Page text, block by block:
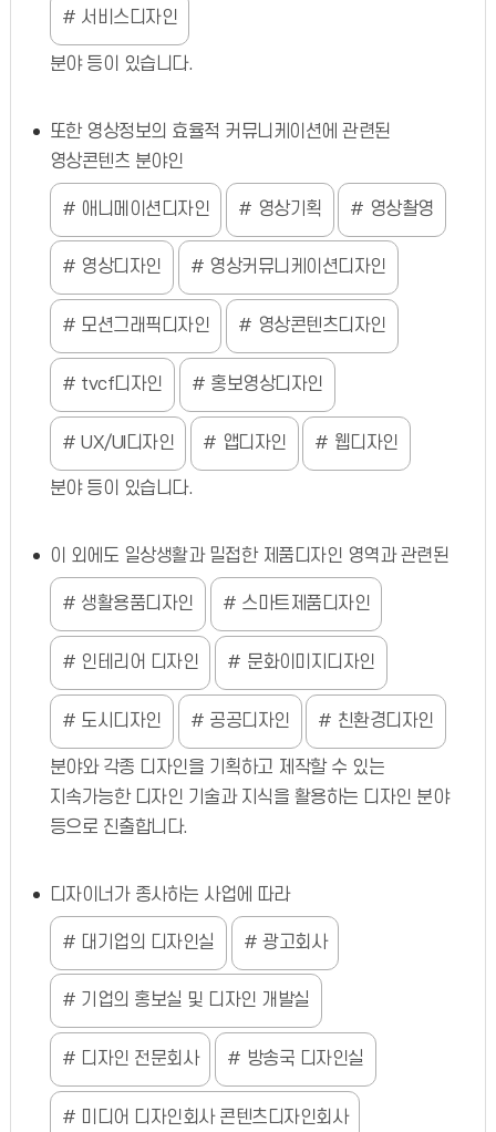
서비스디자인
분야 등이 있습니다.
또한 영상정보의 효율적 커뮤니케이션에 관련된
영상콘텐츠 분야인
애니메이션디자인 영상기획 영상촬영
영상디자인 영상커뮤니케이션디자인
모션그래픽디자인 영상콘텐츠디자인
tvcf디자인 홍보영상디자인
UX/UI디자인 앱디자인 웹디자인
분야 등이 있습니다.
이 외에도 일상생활과 밀접한 제품디자인 영역과 관련된
생활용품디자인 스마트제품디자인
인테리어 디자인 문화이미지디자인
도시디자인 공공디자인 친환경디자인
분야와 각종 디자인을 기획하고 제작할 수 있는
지속가능한 디자인 기술과 지식을 활용하는 디자인 분야
등으로 진출합니다.
디자이너가 종사하는 사업에 따라
대기업의 디자인실 광고회사
기업의 홍보실 및 디자인 개발실
디자인 전문회사 방송국 디자인실
미디어 디자인회사 콘텐츠디자인회사